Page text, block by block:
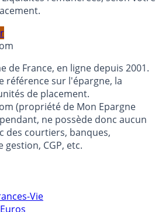
de votre capital entre
France, en ligne depuis 2001.
référence sur l'épargne, la
de placement.
(propriété de Mon Epargne
ne possède donc aucun
CGP, etc.